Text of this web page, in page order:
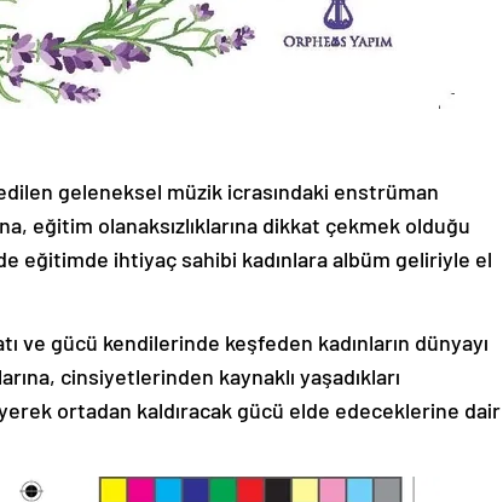
edilen geleneksel müzik icrasındaki enstrüman
eğitim olanaksızlıklarına dikkat çekmek olduğu
eğitimde ihtiyaç sahibi kadınlara albüm geliriyle el
ve gücü kendilerinde keşfeden kadınların dünyayı
cinsiyetlerinden kaynaklı yaşadıkları
ortadan kaldıracak gücü elde edeceklerine dair